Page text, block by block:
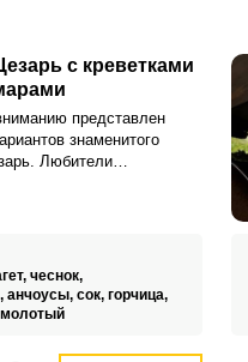
с креветками
представлен
знаменитого
Любители
чеснок,
анчоусы, сок, горчица,